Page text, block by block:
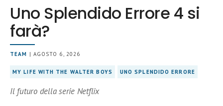
Uno Splendido Errore 4 si
farà?
TEAM | AGOSTO 6, 2026
MY LIFE WITH THE WALTER BOYS UNO SPLENDIDO ERRORE
Il futuro della serie Netflix